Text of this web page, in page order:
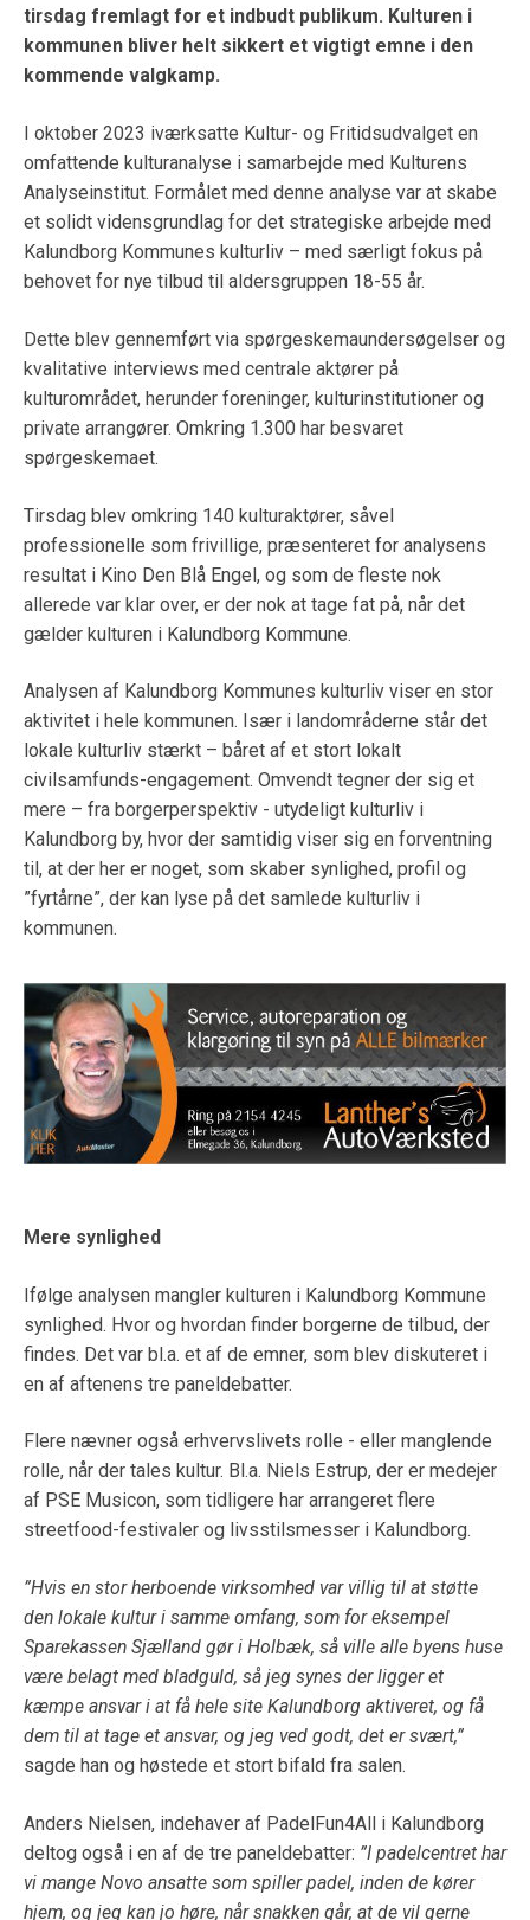
tirsdag fremlagt for et indbudt publikum. Kulturen i
kommunen bliver helt sikkert et vigtigt emne i den
kommende valgkamp.
I oktober 2023 iværksatte Kultur- og Fritidsudvalget en
omfattende kulturanalyse i samarbejde med Kulturens
Analyseinstitut. Formålet med denne analyse var at skabe
et solidt vidensgrundlag for det strategiske arbejde med
Kalundborg Kommunes kulturliv – med særligt fokus på
behovet for nye tilbud til aldersgruppen 18-55 år.
Dette blev gennemført via spørgeskemaundersøgelser og
kvalitative interviews med centrale aktører på
kulturområdet, herunder foreninger, kulturinstitutioner og
private arrangører. Omkring 1.300 har besvaret
spørgeskemaet.
Tirsdag blev omkring 140 kulturaktører, såvel
professionelle som frivillige, præsenteret for analysens
resultat i Kino Den Blå Engel, og som de fleste nok
allerede var klar over, er der nok at tage fat på, når det
gælder kulturen i Kalundborg Kommune.
Analysen af Kalundborg Kommunes kulturliv viser en stor
aktivitet i hele kommunen. Især i landområderne står det
lokale kulturliv stærkt – båret af et stort lokalt
civilsamfunds-engagement. Omvendt tegner der sig et
mere – fra borgerperspektiv - utydeligt kulturliv i
Kalundborg by, hvor der samtidig viser sig en forventning
til, at der her er noget, som skaber synlighed, profil og
”fyrtårne”, der kan lyse på det samlede kulturliv i
kommunen.
Mere synlighed
Ifølge analysen mangler kulturen i Kalundborg Kommune
synlighed. Hvor og hvordan finder borgerne de tilbud, der
findes. Det var bl.a. et af de emner, som blev diskuteret i
en af aftenens tre paneldebatter.
Flere nævner også erhvervslivets rolle - eller manglende
rolle, når der tales kultur. Bl.a. Niels Estrup, der er medejer
af PSE Musicon, som tidligere har arrangeret flere
streetfood-festivaler og livsstilsmesser i Kalundborg.
”Hvis en stor herboende virksomhed var villig til at støtte
den lokale kultur i samme omfang, som for eksempel
Sparekassen Sjælland gør i Holbæk, så ville alle byens huse
være belagt med bladguld, så jeg synes der ligger et
kæmpe ansvar i at få hele site Kalundborg aktiveret, og få
dem til at tage et ansvar, og jeg ved godt, det er svært,”
sagde han og høstede et stort bifald fra salen.
Anders Nielsen, indehaver af PadelFun4All i Kalundborg
deltog også i en af de tre paneldebatter: ”I padelcentret har
vi mange Novo ansatte som spiller padel, inden de kører
hjem, og jeg kan jo høre, når snakken går, at de vil gerne